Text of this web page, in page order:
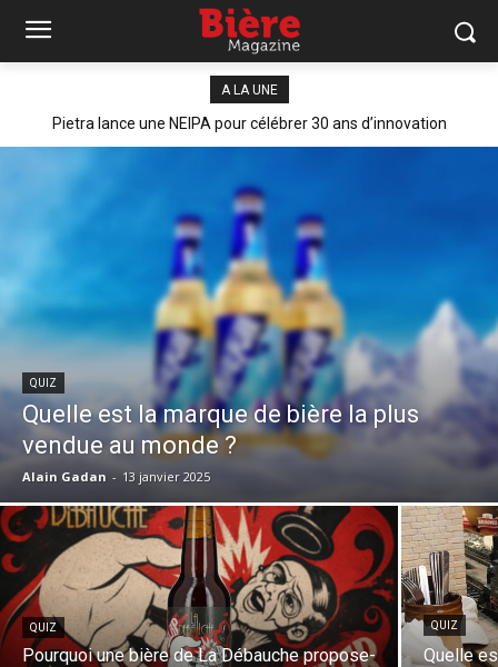
A LA UNE
Pietra lance une NEIPA pour célébrer 30 ans d’innovation
QUIZ
Quelle est la marque de bière la plus
vendue au monde ?
Alain Gadan - 13 janvier 2025
QUIZ
Pourquoi une bière de La Débauche propose-
QUIZ
Quelle